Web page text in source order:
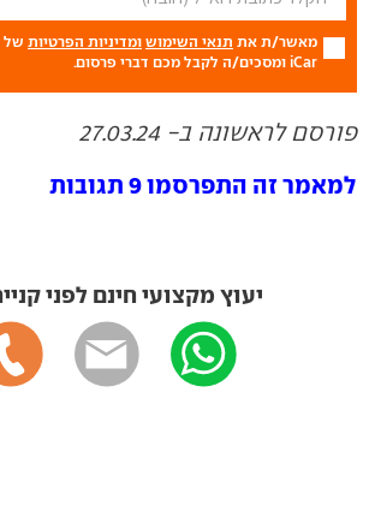
מאשר/ת את תנאי השימוש ומדיניות הפרטיות של
iCar ומסכים/ה לקבל מכם דברי פרסום.
פורסם לראשונה ב- 27.03.24
למאמר זה התפרסמו 9 תגובות
יעוץ מקצועי חינם לפני